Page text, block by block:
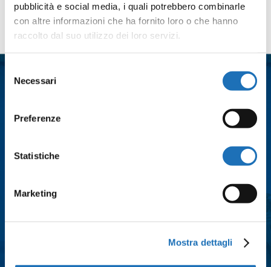
pubblicità e social media, i quali potrebbero combinarle
con altre informazioni che ha fornito loro o che hanno
raccolto dal suo utilizzo dei loro servizi.
delNecessari
Preferenze
Statistiche
Marketing
Mostra dettagli
Contattaci
Nome *
Città